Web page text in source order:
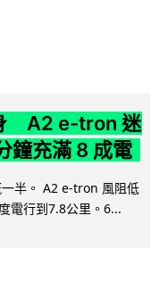
A2 e-tron 迷
充滿 8 成電
半。 A2 e-tron 風阻低
電行到7.8公里。6...